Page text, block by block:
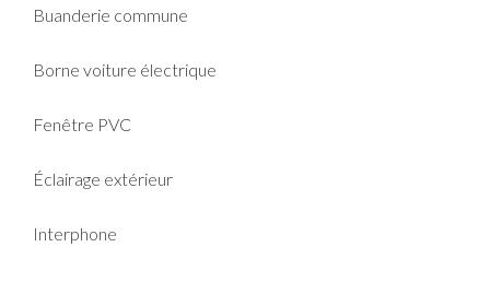
Buanderie commune
Borne voiture électrique
Fenêtre PVC
Éclairage extérieur
Interphone